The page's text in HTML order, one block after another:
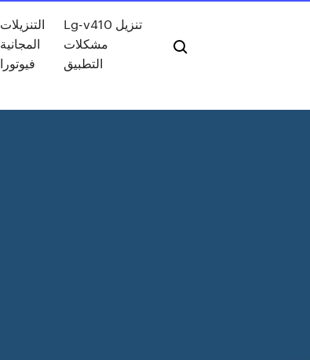
التنزيلات
المجانية
فيوتورا
Lg-v410 تنزيل
مشكلات
التطبيق